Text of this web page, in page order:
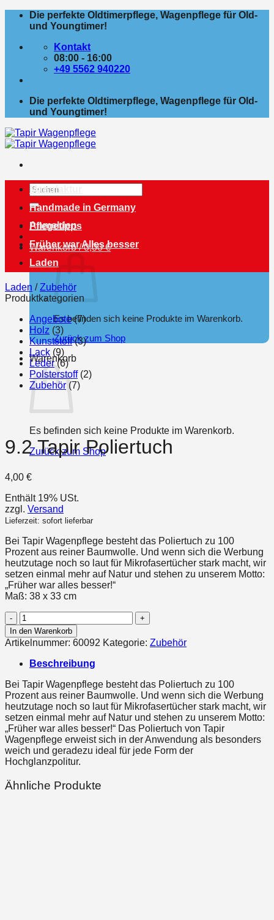
Zum
Die perfekte Oldtimerpflege, Wagenpflege für Old-
und Youngtimer!
Kontakt
08:00 - 16:00
+49 5562 940220
Die perfekte Oldtimerpflege, Wagenpflege für Old-
und Youngtimer!
Suchen
nach:
Anmelden
Warenkorb /0,00€
Es befinden sich keine Produkte im Warenkorb.
Zurück zum Shop
Warenkorb
Es befinden sich keine Produkte im Warenkorb.
Zurück zum Shop
Manufaktur
Handmade in Germany
Pflegetipps
Früher war Alles besser
Laden
Laden / Zubehör
Produktkategorien
Angebote (7)
Holz (3)
Kunststoff (3)
Lack (9)
Leder (6)
Polsterstoff (2)
Zubehör (7)
9.2 Tapir Poliertuch
4,00 €
Enthält 19% USt.
zzgl. Versand
Lieferzeit: sofort lieferbar
Bei Tapir Wagenpflege besteht das Poliertuch zu 100
Prozent aus reiner Baumwolle. Und wenn sich die Werbung
heutzutage noch so laut für Mikrofasertücher stark macht, wir
setzen einmal mehr auf Natur und stehen zu unserem Motto:
„Früher war alles besser!“
Maß: 38 x 33 cm
9.2
Tapir
Poliertuch
Menge
In den Warenkorb
Artikelnummer: 60092 Kategorie: Zubehör
Beschreibung
Bei Tapir Wagenpflege besteht das Poliertuch zu 100
Prozent aus reiner Baumwolle. Und wenn sich die Werbung
heutzutage noch so laut für Mikrofasertücher stark macht, wir
setzen einmal mehr auf Natur und stehen zu unserem Motto:
„Früher war alles besser!“ Das Poliertuch von Tapir
Wagenpflege erweist sich in der Anwendung als besonders
weich und geradezu ideal für jede Form der
Hochglanzpolitur.
Ähnliche Produkte